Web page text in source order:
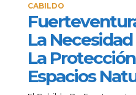
CABILDO
La
La
Espacios